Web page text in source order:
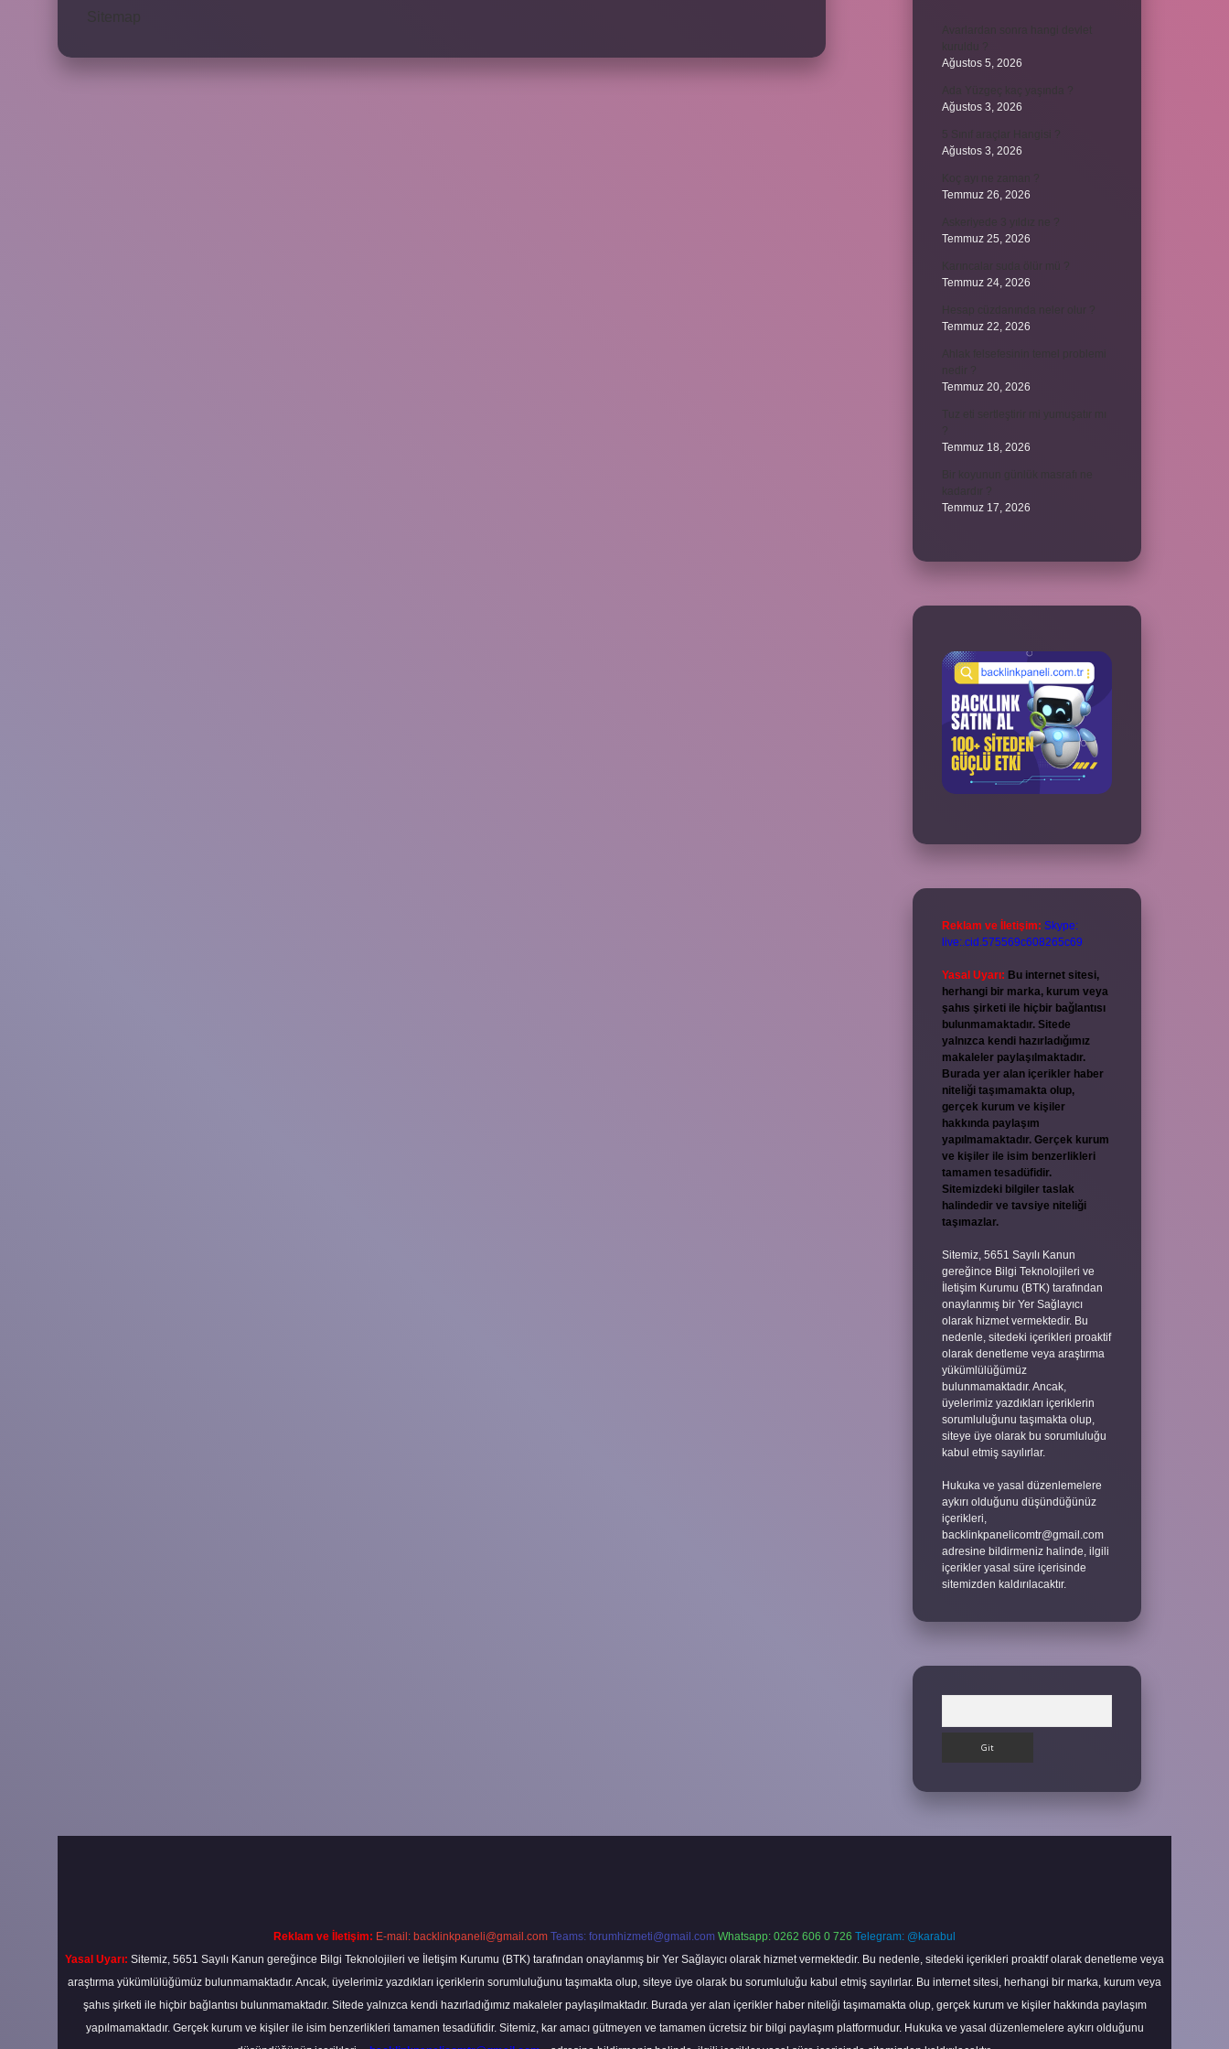
Ağustos 5, 2026
Ağustos 3, 2026
Ağustos 3, 2026
Temmuz 26, 2026
Temmuz 25, 2026
Temmuz 24, 2026
Temmuz 22, 2026
Temmuz 20, 2026
Temmuz 18, 2026
Temmuz 17, 2026
Reklam ve İletişim: Skype:
live:.cid.575569c608265c69
Yasal Uyarı: Bu internet sitesi,
herhangi bir marka, kurum veya
şahıs şirketi ile hiçbir bağlantısı
bulunmamaktadır. Sitede
yalnızca kendi hazırladığımız
makaleler paylaşılmaktadır.
Burada yer alan içerikler haber
niteliği taşımamakta olup,
gerçek kurum ve kişiler
hakkında paylaşım
yapılmamaktadır. Gerçek kurum
ve kişiler ile isim benzerlikleri
tamamen tesadüfidir.
Sitemizdeki bilgiler taslak
halindedir ve tavsiye niteliği
taşımazlar.
Sitemiz, 5651 Sayılı Kanun
gereğince Bilgi Teknolojileri ve
İletişim Kurumu (BTK) tarafından
onaylanmış bir Yer Sağlayıcı
olarak hizmet vermektedir. Bu
nedenle, sitedeki içerikleri proaktif
olarak denetleme veya araştırma
yükümlülüğümüz
bulunmamaktadır. Ancak,
üyelerimiz yazdıkları içeriklerin
sorumluluğunu taşımakta olup,
siteye üye olarak bu sorumluluğu
kabul etmiş sayılırlar.
Hukuka ve yasal düzenlemelere
aykırı olduğunu düşündüğünüz
içerikleri,
backlinkpanelicomtr@gmail.com
adresine bildirmeniz halinde, ilgili
içerikler yasal süre içerisinde
sitemizden kaldırılacaktır.
Reklam ve İletişim: E-mail: backlinkpaneli@gmail.com Teams: forumhizmeti@gmail.com Whatsapp: 0262 606 0 726 Telegram: @karabul
Yasal Uyarı: Sitemiz, 5651 Sayılı Kanun gereğince Bilgi Teknolojileri ve İletişim Kurumu (BTK) tarafından onaylanmış bir Yer Sağlayıcı olarak hizmet vermektedir. Bu nedenle, sitedeki içerikleri proaktif olarak denetleme veya
araştırma yükümlülüğümüz bulunmamaktadır. Ancak, üyelerimiz yazdıkları içeriklerin sorumluluğunu taşımakta olup, siteye üye olarak bu sorumluluğu kabul etmiş sayılırlar. Bu internet sitesi, herhangi bir marka, kurum veya
şahıs şirketi ile hiçbir bağlantısı bulunmamaktadır. Sitede yalnızca kendi hazırladığımız makaleler paylaşılmaktadır. Burada yer alan içerikler haber niteliği taşımamakta olup, gerçek kurum ve kişiler hakkında paylaşım
yapılmamaktadır. Gerçek kurum ve kişiler ile isim benzerlikleri tamamen tesadüfidir. Sitemiz, kar amacı gütmeyen ve tamamen ücretsiz bir bilgi paylaşım platformudur. Hukuka ve yasal düzenlemelere aykırı olduğunu